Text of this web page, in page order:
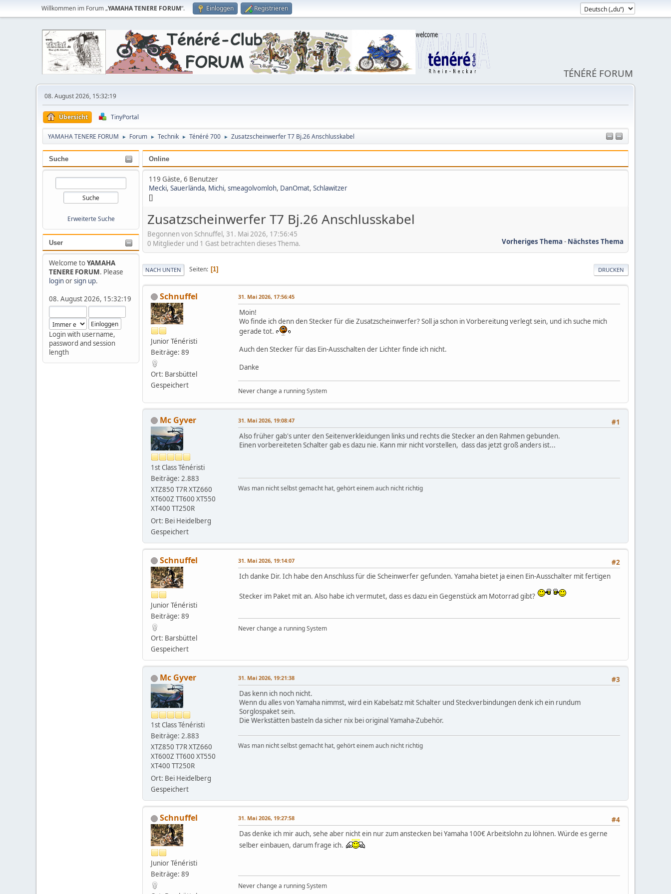
Willkommen im Forum „YAMAHA TENERE FORUM“. Einloggen Registrieren
TÉNÉRÉ FORUM
08. August 2026, 15:32:19
Übersicht TinyPortal
YAMAHA TENERE FORUM ► Forum ► Technik ► Ténéré 700 ► Zusatzscheinwerfer T7 Bj.26 Anschlusskabel
Suche
Erweiterte Suche
User
Welcome toYAMAHA
TENERE FORUM. Please
loginorsign up.
08. August 2026, 15:32:19
Login with username,
password and session
length
Online
119 Gäste, 6 Benutzer
Mecki, Sauerlända, Michi, smeagolvomloh, DanOmat, Schlawitzer
[]
Zusatzscheinwerfer T7 Bj.26 Anschlusskabel
Begonnen von Schnuffel, 31. Mai 2026, 17:56:45
Vorheriges Thema - Nächstes Thema
0 Mitglieder und 1 Gast betrachten dieses Thema.
DRUCKEN
NACH UNTEN Seiten 1
Schnuffel
Junior Ténéristi
Beiträge: 89
Ort: Barsbüttel
Gespeichert
31. Mai 2026, 17:56:45
Moin!
Wo finde ich denn den Stecker für die Zusatzscheinwerfer? Soll ja schon in Vorbereitung verlegt sein, und ich suche mich
gerade tot.
Auch den Stecker für das Ein-Ausschalten der Lichter finde ich nicht.
Danke
Never change a running System
Mc Gyver
1st Class Ténéristi
Beiträge: 2.883
XTZ850 T7R XTZ660
XT600Z TT600 XT550
XT400 TT250R
Ort: Bei Heidelberg
Gespeichert
#1
31. Mai 2026, 19:08:47
Also früher gab's unter den Seitenverkleidungen links und rechts die Stecker an den Rahmen gebunden.
Einen vorbereiteten Schalter gab es dazu nie. Kann mir nicht vorstellen, dass das jetzt groß anders ist...
Was man nicht selbst gemacht hat, gehört einem auch nicht richtig
Schnuffel
Junior Ténéristi
Beiträge: 89
Ort: Barsbüttel
Gespeichert
#2
31. Mai 2026, 19:14:07
Ich danke Dir. Ich habe den Anschluss für die Scheinwerfer gefunden. Yamaha bietet ja einen Ein-Ausschalter mit fertigen
Stecker im Paket mit an. Also habe ich vermutet, dass es dazu ein Gegenstück am Motorrad gibt?
Never change a running System
Mc Gyver
1st Class Ténéristi
Beiträge: 2.883
XTZ850 T7R XTZ660
XT600Z TT600 XT550
XT400 TT250R
Ort: Bei Heidelberg
Gespeichert
#3
31. Mai 2026, 19:21:38
Das kenn ich noch nicht.
Wenn du alles von Yamaha nimmst, wird ein Kabelsatz mit Schalter und Steckverbindungen denk ich ein rundum
Sorglospaket sein.
Die Werkstätten basteln da sicher nix bei original Yamaha-Zubehör.
Was man nicht selbst gemacht hat, gehört einem auch nicht richtig
Schnuffel
Junior Ténéristi
Beiträge: 89
#4
31. Mai 2026, 19:27:58
Das denke ich mir auch, sehe aber nicht ein nur zum anstecken bei Yamaha 100€ Arbeitslohn zu löhnen. Würde es gerne
selber einbauen, darum frage ich.
Never change a running System